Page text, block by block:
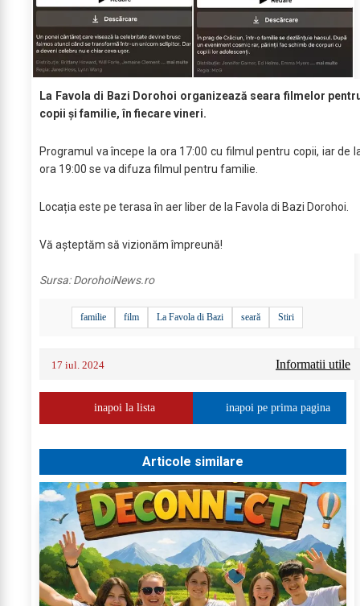
La Favola di Bazi Dorohoi organizează seara filmelor
copii și familie, în fiecare vineri.
Programul va începe la ora 17:00 cu filmul pentru copii, iar de
ora 19:00 se va difuza filmul pentru familie.
Locația este pe terasa în aer liber de la Favola di Bazi Dorohoi.
Vă așteptăm să vizionăm împreună!
Sursa:DorohoiNews.ro
familie film La Favola di Bazi seară Stiri
17 iul. 2024 Informatii utile
inapoi la lista inapoi pe prima pagina
Articole similare